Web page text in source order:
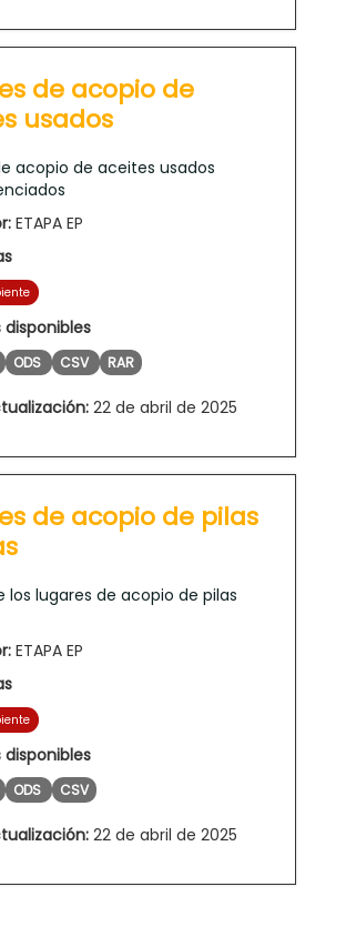
de acopio de
usados
acopio de aceites usados
ETAPA EP
ODS CSV RAR
22 de abril de 2025
de acopio de pilas
los lugares de acopio de pilas
ETAPA EP
ODS CSV
22 de abril de 2025